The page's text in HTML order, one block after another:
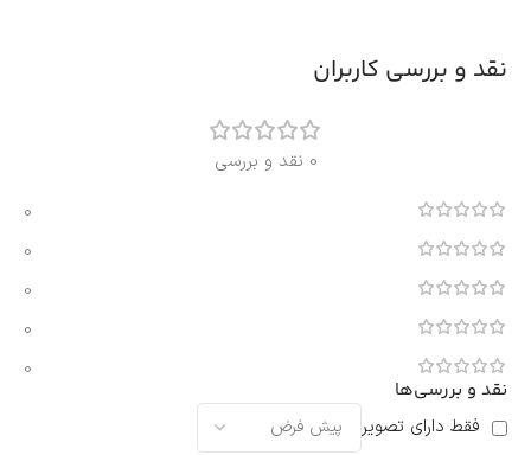
نقد و بررسی کاربران
0 نقد و بررسی
0
0
0
0
0
نقد و بررسی‌ها
فقط دارای تصویر